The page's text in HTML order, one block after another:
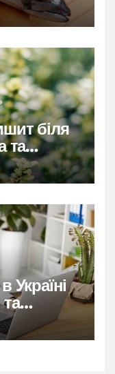
біля
та
Україні